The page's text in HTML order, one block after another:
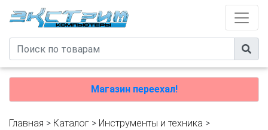
Магазин переехал!
Главная > Каталог > Инструменты и техника >